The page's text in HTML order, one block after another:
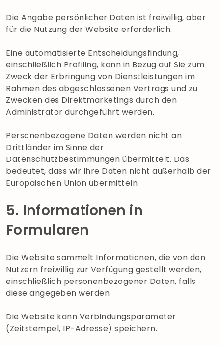
Die Angabe persönlicher Daten ist freiwillig, aber
für die Nutzung der Website erforderlich.
Eine automatisierte Entscheidungsfindung,
einschließlich Profiling, kann in Bezug auf Sie zum
Zweck der Erbringung von Dienstleistungen im
Rahmen des abgeschlossenen Vertrags und zu
Zwecken des Direktmarketings durch den
Administrator durchgeführt werden.
Personenbezogene Daten werden nicht an
Drittländer im Sinne der
Datenschutzbestimmungen übermittelt. Das
bedeutet, dass wir Ihre Daten nicht außerhalb der
Europäischen Union übermitteln.
5. Informationen in
Formularen
Die Website sammelt Informationen, die von den
Nutzern freiwillig zur Verfügung gestellt werden,
einschließlich personenbezogener Daten, falls
diese angegeben werden.
Die Website kann Verbindungsparameter
(Zeitstempel, IP-Adresse) speichern.